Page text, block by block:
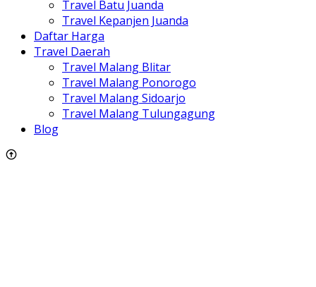
Travel Batu Juanda
Travel Kepanjen Juanda
Daftar Harga
Travel Daerah
Travel Malang Blitar
Travel Malang Ponorogo
Travel Malang Sidoarjo
Travel Malang Tulungagung
Blog